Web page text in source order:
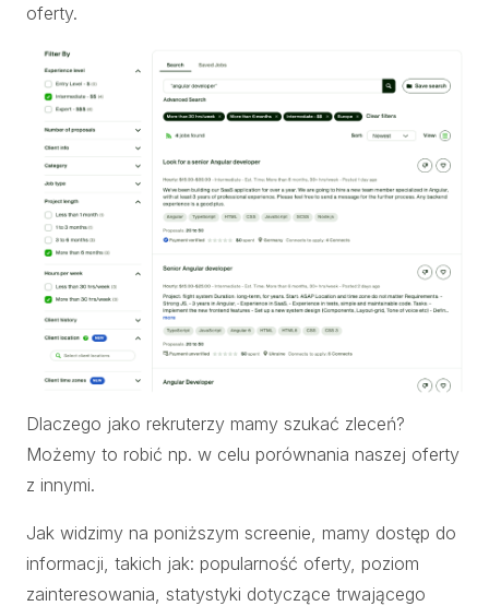
oferty.
Dlaczego jako rekruterzy mamy szukać zleceń?
Możemy to robić np. w celu porównania naszej oferty
z innymi.
Jak widzimy na poniższym screenie, mamy dostęp do
informacji, takich jak: popularność oferty, poziom
zainteresowania, statystyki dotyczące trwającego